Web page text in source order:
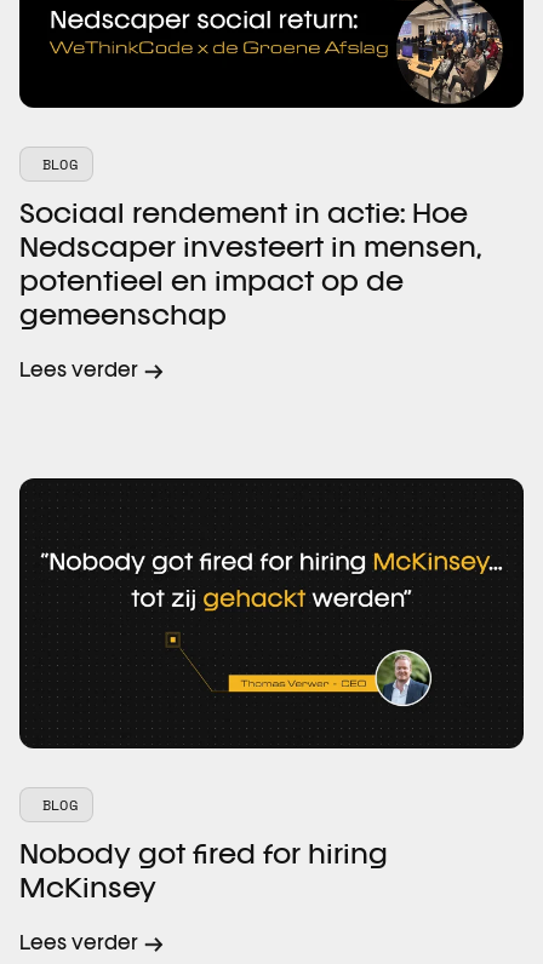
BLOG
Sociaal rendement in actie: Hoe
Nedscaper investeert in mensen,
potentieel en impact op de
gemeenschap
Lees verder
BLOG
Nobody got fired for hiring
McKinsey
Lees verder